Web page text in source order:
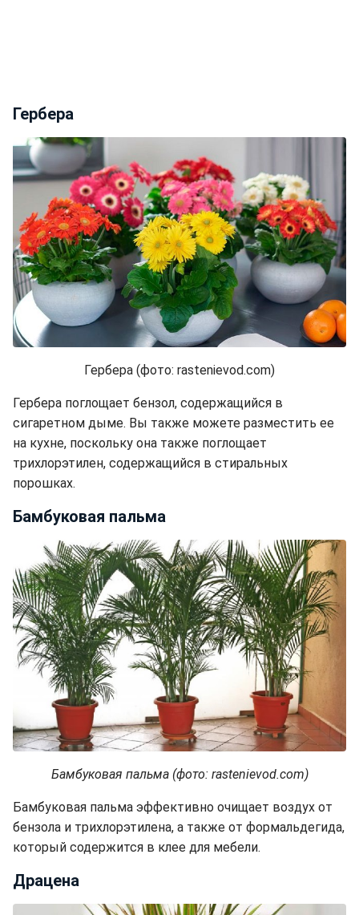
Гербера
Гербера (фото: rastenievod.com)
Гербера поглощает бензол, содержащийся в
сигаретном дыме. Вы также можете разместить ее
на кухне, поскольку она также поглощает
трихлорэтилен, содержащийся в стиральных
порошках.
Бамбуковая пальма
Бамбуковая пальма (фото: rastenievod.com)
Бамбуковая пальма эффективно очищает воздух от
бензола и трихлорэтилена, а также от формальдегида,
который содержится в клее для мебели.
Драцена